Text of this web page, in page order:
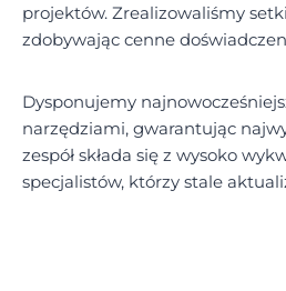
projektów. Zrealizowaliśmy
zdobywając cenne
Dysponujemy
narzędziami, gwarantując
zespół składa się z wysoko
specjalistów, którzy stale